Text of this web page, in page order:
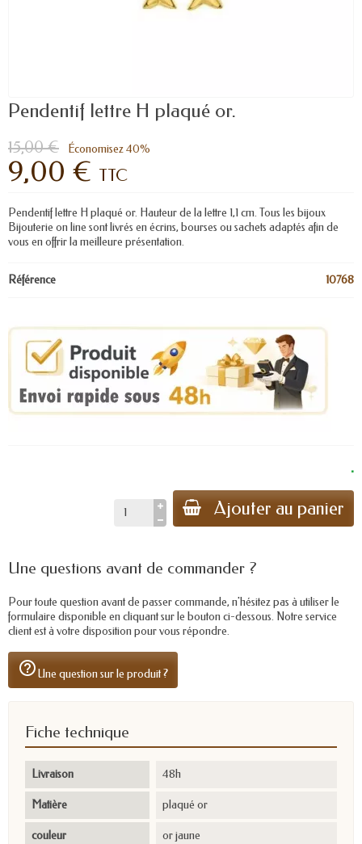
Pendentif lettre H plaqué or.
15,00 € Économisez 40%
9,00 € TTC
Pendentif lettre H plaqué or. Hauteur de la lettre 1,1 cm. Tous les bijoux
Bijouterie on line sont livrés en écrins, bourses ou sachets adaptés afin de
vous en offrir la meilleure présentation.
Référence 10768
.
Ajouter au panier
Une questions avant de commander ?
Pour toute question avant de passer commande, n'hésitez pas à utiliser le
formulaire disponible en cliquant sur le bouton ci-dessous. Notre service
client est à votre disposition pour vous répondre.
help_outlineUne question sur le produit ?
Fiche technique
Livraison 48h
Matière plaqué or
couleur or jaune